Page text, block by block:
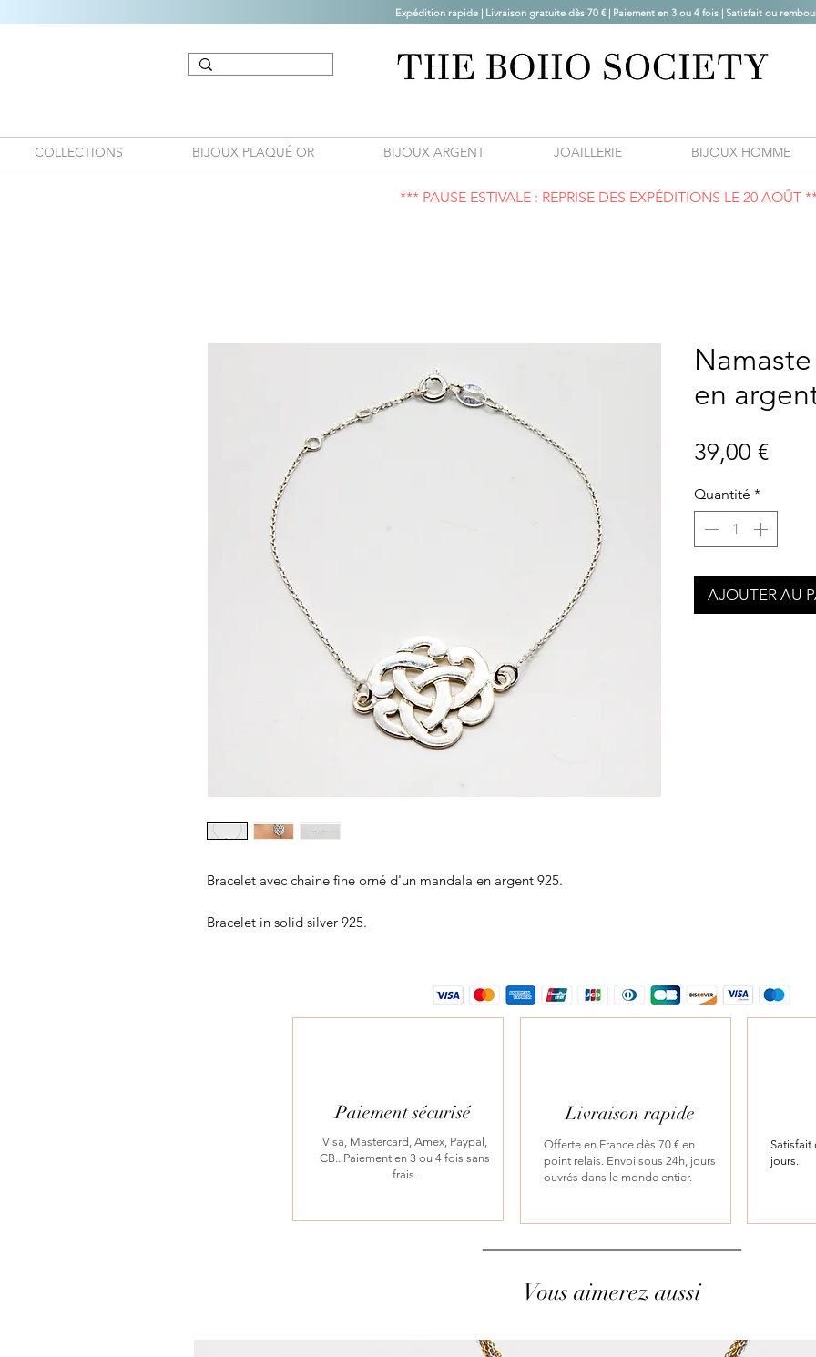
Expédition rapide | Livraison gratuite dès 70 € | Paiement en 3 ou 4 fois | Satisfait ou
COLLECTIONS BIJOUX PLAQUÉ OR BIJOUX ARGENT JOAILLERIE BIJOUX HOMME
*** PAUSE ESTIVALE : REPRISE DES EXPÉDITIONS LE 20 AOÛT
Bracelet avec chaine fine orné d'un mandala en argent 925.
Bracelet in solid silver 925.
en
39,00 €Prix
Quantité *
AJOUTER AU
Paiement sécurisé
Visa, Mastercard, Amex, Paypal,
CB...Paiement en 3 ou 4 fois sans
frais.
Livraison rapide
Offerte en France dès 70 € en
point relais. Envoi sous 24h, jours
ouvrés dans le monde entier.
Satisfait
jours.
Vous aimerez aussi